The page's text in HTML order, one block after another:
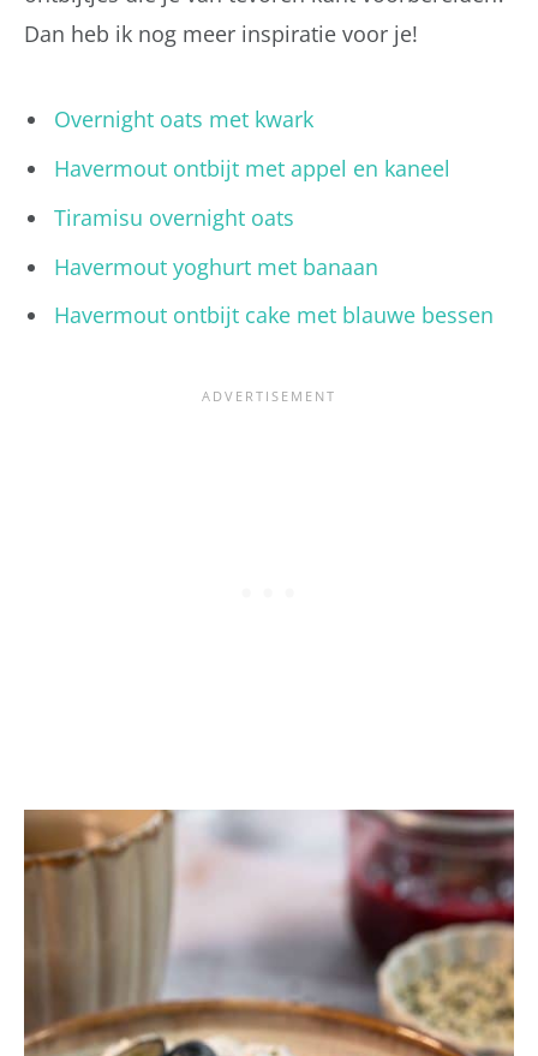
Dan heb ik nog meer inspiratie voor je!
Overnight oats met kwark
Havermout ontbijt met appel en kaneel
Tiramisu overnight oats
Havermout yoghurt met banaan
Havermout ontbijt cake met blauwe bessen